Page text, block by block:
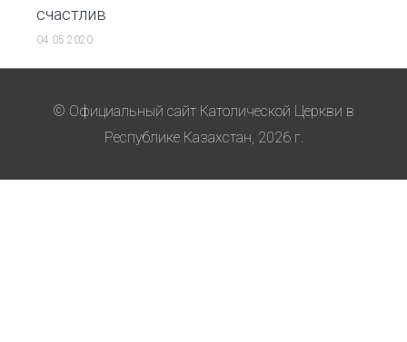
счастлив
04.05.2020
© Официальный сайт Католической Церкви в
Республике Казахстан, 2026 г.